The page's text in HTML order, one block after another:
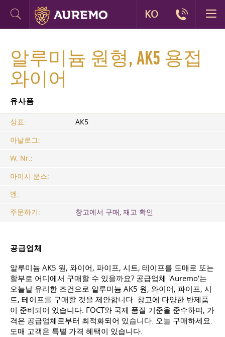
알루미늄 원형, AK5 용접
와이어
유사품
상표:
АК5
아날로그:
W. Nr.:
아이시 운스:
엔:
주문하기:
창고에서 구매, 재고 확인
공급업체
알루미늄 AK5 원, 와이어, 파이프, 시트, 테이프를 도매로 또는
할부로 어디에서 구매할 수 있을까요? 공급업체 'Auremo'는
오늘날 유리한 조건으로 알루미늄 AK5 원, 와이어, 파이프, 시
트, 테이프를 구매할 것을 제안합니다. 창고에 다양한 반제품
이 준비되어 있습니다. ГОСТ와 국제 품질 기준을 준수하며, 가
격은 공급업체로부터 최적화되어 있습니다. 오늘 구매하세요.
도매 고객은 특별 가격 혜택이 있습니다.
KO